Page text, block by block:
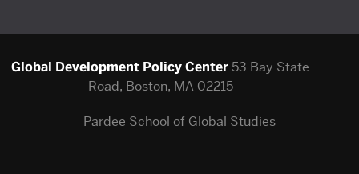
Global Development Policy Center 53 Bay State
Road, Boston, MA 02215
Pardee School of Global Studies